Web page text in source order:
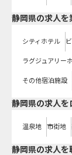
静岡県の求人を
シティホテル
ラグジュアリー
その他宿泊施設
静岡県の求人を
温泉地 市街地
静岡県の求人を